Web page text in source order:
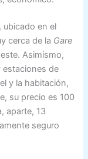
ubicado en el
cerca de la Gare
Asimismo,
estaciones de
y la habitación,
su precio es 100
aparte, 13
seguro